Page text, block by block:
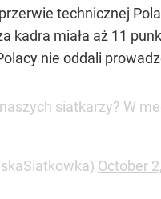
technicznej
kadra miała aż 11
nie oddali
siatkarzy? W
October